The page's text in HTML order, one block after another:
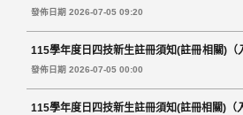
發佈日期 2026-07-05 09:20
115學年度日四技新生註冊須知(註冊相關)（
選、身障生、技優)
發佈日期 2026-07-05 00:00
115學年度日四技新生註冊須知(註冊相關)（